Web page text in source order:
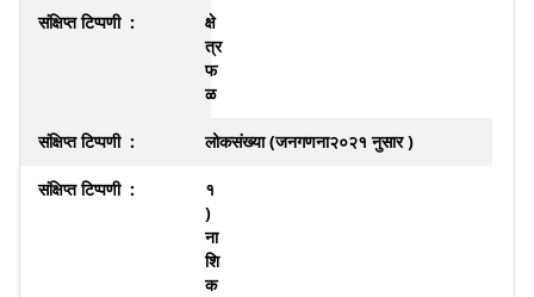
क्षे
त्र
फ
ळ
लोकसंख्या (जनगणना२०२१ नुसार )
१
)
ना
शि
क